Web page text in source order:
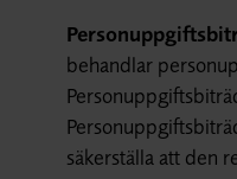
behandlar
säkerställa att den